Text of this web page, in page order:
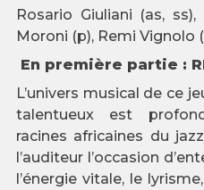
Rosario Giuliani (as,
Moroni (p), Remi Vignolo
En première partie :
L’univers musical de ce
talentueux est
racines africaines du
l’auditeur l’occasion
l’énergie vitale, le